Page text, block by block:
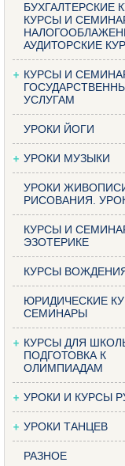
БУХГАЛТЕРСКИЕ
КУРСЫ И
АУДИТОРСКИЕ
КУРСЫ И
УСЛУГАМ
УРОКИ ЙОГИ
УРОКИ МУЗЫКИ
УРОКИ
РИСОВАНИЯ.
КУРСЫ И
ЭЗОТЕРИКЕ
КУРСЫ
ЮРИДИЧЕСКИЕ
СЕМИНАРЫ
КУРСЫ ДЛЯ
ПОДГОТОВКА К
ОЛИМПИАДАМ
УРОКИ И КУРСЫ
УРОКИ ТАНЦЕВ
РАЗНОЕ